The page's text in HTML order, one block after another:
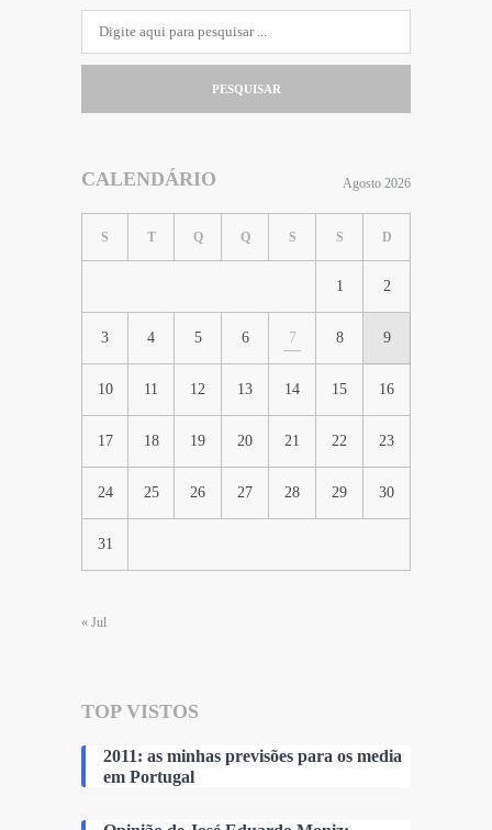
PESQUISAR
CALENDÁRIO Agosto 2026
S T Q Q S S D
1 2
3 4 5 6 7 8 9
10 11 12 13 14 15 16
17 18 19 20 21 22 23
24 25 26 27 28 29 30
31
« Jul
TOP VISTOS
2011: as minhas previsões para os media
em Portugal